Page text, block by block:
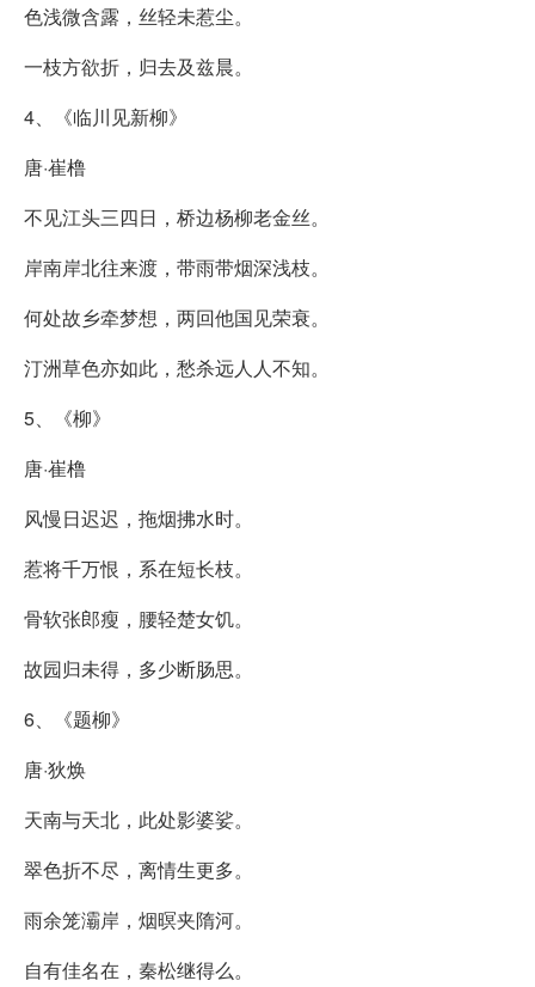
色浅微含露，丝轻未惹尘。
一枝方欲折，归去及兹晨。
4、《临川见新柳》
唐·崔橹
不见江头三四日，桥边杨柳老金丝。
岸南岸北往来渡，带雨带烟深浅枝。
何处故乡牵梦想，两回他国见荣衰。
汀洲草色亦如此，愁杀远人人不知。
5、《柳》
唐·崔橹
风慢日迟迟，拖烟拂水时。
惹将千万恨，系在短长枝。
骨软张郎瘦，腰轻楚女饥。
故园归未得，多少断肠思。
6、《题柳》
唐·狄焕
天南与天北，此处影婆娑。
翠色折不尽，离情生更多。
雨余笼灞岸，烟暝夹隋河。
自有佳名在，秦松继得么。